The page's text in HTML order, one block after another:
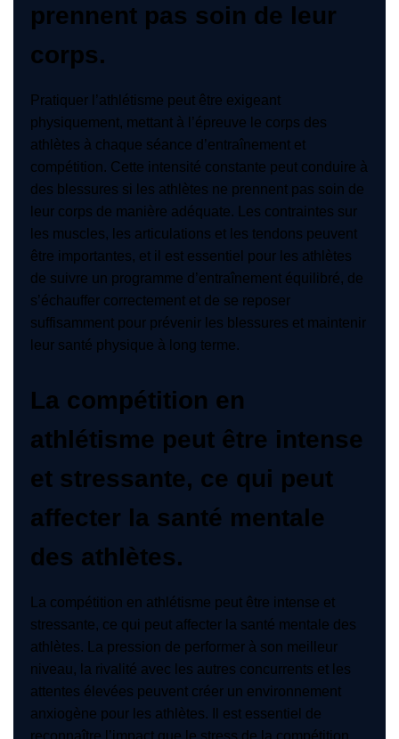
prennent pas soin de leur
corps.
Pratiquer l’athlétisme peut être exigeant
physiquement, mettant à l’épreuve le corps des
athlètes à chaque séance d’entraînement et
compétition. Cette intensité constante peut conduire à
des blessures si les athlètes ne prennent pas soin de
leur corps de manière adéquate. Les contraintes sur
les muscles, les articulations et les tendons peuvent
être importantes, et il est essentiel pour les athlètes
de suivre un programme d’entraînement équilibré, de
s’échauffer correctement et de se reposer
suffisamment pour prévenir les blessures et maintenir
leur santé physique à long terme.
La compétition en
athlétisme peut être intense
et stressante, ce qui peut
affecter la santé mentale
des athlètes.
La compétition en athlétisme peut être intense et
stressante, ce qui peut affecter la santé mentale des
athlètes. La pression de performer à son meilleur
niveau, la rivalité avec les autres concurrents et les
attentes élevées peuvent créer un environnement
anxiogène pour les athlètes. Il est essentiel de
reconnaître l’impact que le stress de la compétition